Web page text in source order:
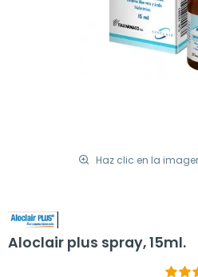
Haz clic en la
Aloclair plus spray, 15ml.